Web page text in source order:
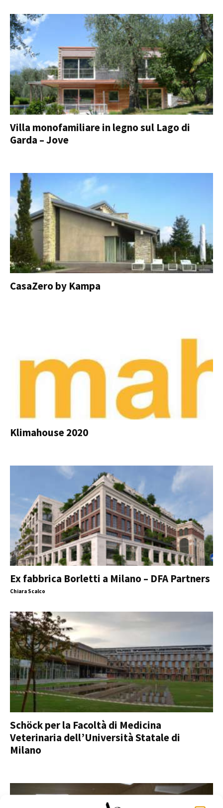
Villa monofamiliare in legno sul Lago di
Garda – Jove
CasaZero by Kampa
Klimahouse 2020
Ex fabbrica Borletti a Milano – DFA Partners
Chiara Scalco
Schöck per la Facoltà di Medicina
Veterinaria dell’Università Statale di
Milano